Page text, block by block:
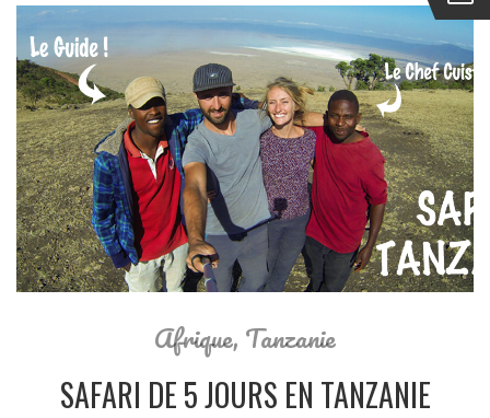
Afrique, Tanzanie
SAFARI DE 5 JOURS EN TANZANIE